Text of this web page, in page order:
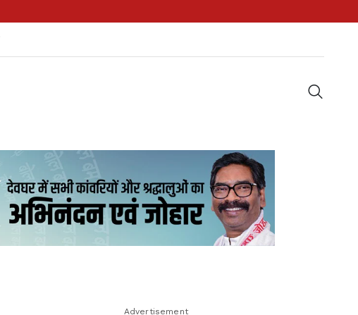
Advertisement